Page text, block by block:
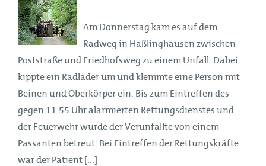
Am Donnerstag kam es auf dem
Radweg in Haßlinghausen zwischen
Poststraße und Friedhofsweg zu einem Unfall. Dabei
kippte ein Radlader um und klemmte eine Person mit
Beinen und Oberkörper ein. Bis zum Eintreffen des
gegen 11.55 Uhr alarmierten Rettungsdienstes und
der Feuerwehr wurde der Verunfallte von einem
Passanten betreut. Bei Eintreffen der Rettungskräfte
war der Patient [...]